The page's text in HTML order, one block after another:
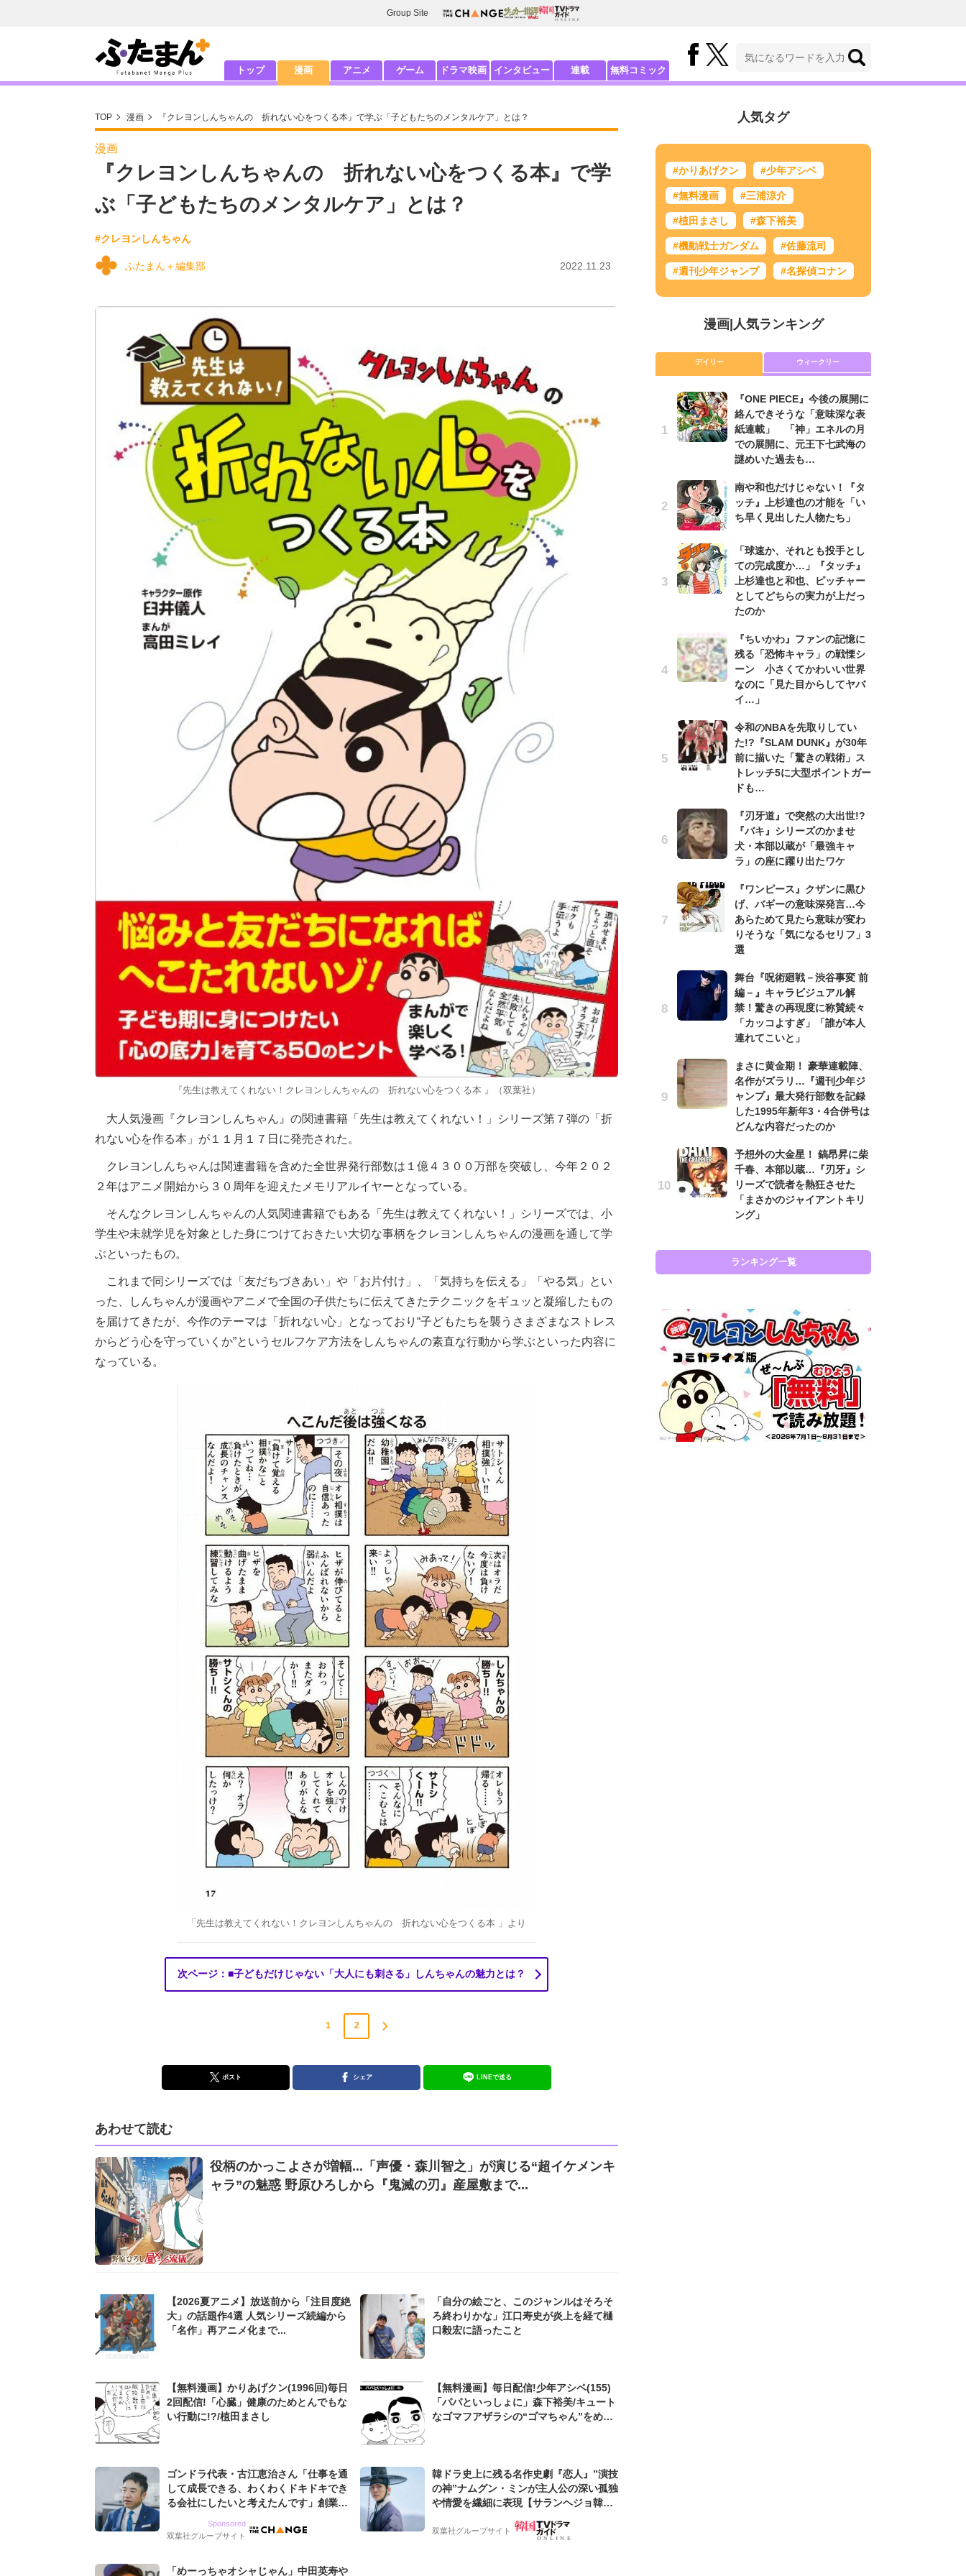
Group Site
トップ 漫画 アニメ ゲーム ドラマ映画 インタビュー 連載 無料コミック
TOP 漫画 『クレヨンしんちゃんの 折れない心をつくる本』で学ぶ「子どもたちのメンタルケア」とは？
漫画
『クレヨンしんちゃんの 折れない心をつくる本』で学
ぶ「子どもたちのメンタルケア」とは？
#クレヨンしんちゃん
ふたまん＋編集部 2022.11.23
『先生は教えてくれない！クレヨンしんちゃんの 折れない心をつくる本 』（双葉社）
大人気漫画『クレヨンしんちゃん』の関連書籍「先生は教えてくれない！」シリーズ第７弾の「折
れない心を作る本」が１１月１７日に発売された。
クレヨンしんちゃんは関連書籍を含めた全世界発行部数は１億４３００万部を突破し、今年２０２
２年はアニメ開始から３０周年を迎えたメモリアルイヤーとなっている。
そんなクレヨンしんちゃんの人気関連書籍でもある「先生は教えてくれない！」シリーズでは、小
学生や未就学児を対象とした身につけておきたい大切な事柄をクレヨンしんちゃんの漫画を通して学
ぶといったもの。
これまで同シリーズでは「友だちづきあい」や「お片付け」、「気持ちを伝える」「やる気」とい
った、しんちゃんが漫画やアニメで全国の子供たちに伝えてきたテクニックをギュッと凝縮したもの
を届けてきたが、今作のテーマは「折れない心」となっており“子どもたちを襲うさまざまなストレス
からどう心を守っていくか”というセルフケア方法をしんちゃんの素直な行動から学ぶといった内容に
なっている。
「先生は教えてくれない！クレヨンしんちゃんの 折れない心をつくる本 」より
次ページ：■子どもだけじゃない「大人にも刺さる」しんちゃんの魅力とは？
1 2
ポスト シェア LINEで送る
あわせて読む
役柄のかっこよさが増幅...「声優・森川智之」が演じる“超イケメンキ
ャラ”の魅惑 野原ひろしから『鬼滅の刃』産屋敷まで...
【2026夏アニメ】放送前から「注目度絶
大」の話題作4選 人気シリーズ続編から
「名作」再アニメ化まで...
「自分の絵ごと、このジャンルはそろそ
ろ終わりかな」江口寿史が炎上を経て樋
口毅宏に語ったこと
【無料漫画】かりあげクン(1996回)毎日
2回配信!「心臓」健康のためとんでもな
い行動に!?/植田まさし
【無料漫画】毎日配信!少年アシベ(155)
「パパといっしょに」森下裕美/キュート
なゴマフアザラシの“ゴマちゃん”をめぐ
ゴンドラ代表・古江恵治さん「仕事を通
して成長できる、わくわくドキドキでき
る会社にしたいと考えたんです」創業来
グ会社のアイデンティティ
Sponsored
双葉社グループサイト
韓ドラ史上に残る名作史劇『恋人』”演技
の神”ナムグン・ミンが主人公の深い孤独
や情愛を繊細に表現【サランヘジョ韓ド
双葉社グループサイト
「めーっちゃオシャじゃん」中田英寿や
人気タグ
#かりあげクン #少年アシベ
#無料漫画 #三浦涼介
#植田まさし #森下裕美
#機動戦士ガンダム #佐藤流司
#週刊少年ジャンプ #名探偵コナン
漫画| 人気ランキング
デイリー ウィークリー
『ONE PIECE』今後の展開に
絡んできそうな「意味深な表
紙連載」 「神」エネルの月
での展開に、元王下七武海の
謎めいた過去も…
南や和也だけじゃない！『タ
ッチ』上杉達也の才能を「い
ち早く見出した人物たち」
「球速か、それとも投手とし
ての完成度か…」『タッチ』
上杉達也と和也、ピッチャー
としてどちらの実力が上だっ
たのか
『ちいかわ』ファンの記憶に
残る「恐怖キャラ」の戦慄シ
ーン 小さくてかわいい世界
なのに「見た目からしてヤバ
イ…」
令和のNBAを先取りしてい
た!?『SLAM DUNK』が30年
前に描いた「驚きの戦術」ス
トレッチ5に大型ポイントガー
ドも…
『刃牙道』で突然の大出世!?
『バキ』シリーズのかませ
犬・本部以蔵が「最強キャ
ラ」の座に躍り出たワケ
『ワンピース』クザンに黒ひ
げ、バギーの意味深発言…今
あらためて見たら意味が変わ
りそうな「気になるセリフ」3
選
舞台『呪術廻戦－渋谷事変 前
編－』キャラビジュアル解
禁！驚きの再現度に称賛続々
「カッコよすぎ」「誰が本人
連れてこいと」
まさに黄金期！ 豪華連載陣、
名作がズラリ…『週刊少年ジ
ャンプ』最大発行部数を記録
した1995年新年3・4合併号は
どんな内容だったのか
予想外の大金星！ 鎬昂昇に柴
千春、本部以蔵…『刃牙』シ
リーズで読者を熱狂させた
「まさかのジャイアントキリ
ング」
ランキング一覧